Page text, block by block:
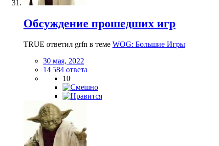
Обсуждение прошедших игр
TRUE ответил grfn в теме WOG: Большие Игры
30 мая, 2022
14 584 ответа
10